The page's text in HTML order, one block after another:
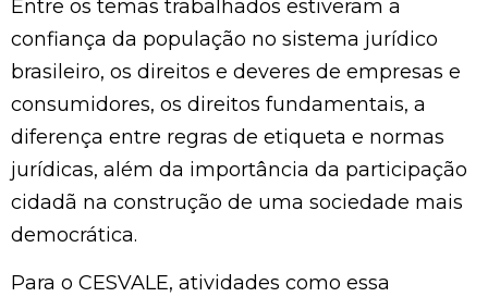
Entre os temas trabalhados estiveram a
confiança da população no sistema jurídico
brasileiro, os direitos e deveres de empresas e
consumidores, os direitos fundamentais, a
diferença entre regras de etiqueta e normas
jurídicas, além da importância da participação
cidadã na construção de uma sociedade mais
democrática.
Para o CESVALE, atividades como essa